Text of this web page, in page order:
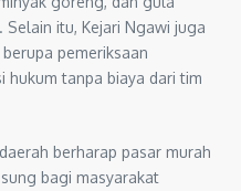
itu, Kejari Ngawi juga
pemeriksaan
tanpa biaya dari tim
berharap pasar murah
bagi masyarakat